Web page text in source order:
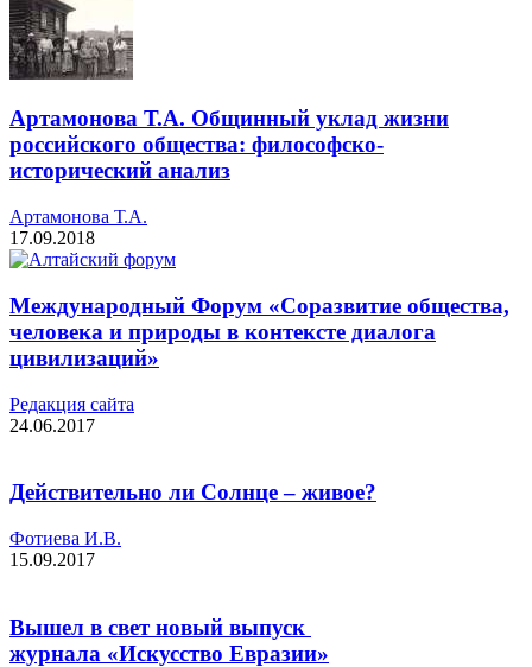
Артамонова Т.А. Общинный уклад жизни
российского общества: философско-
исторический анализ
Артамонова Т.А.
17.09.2018
Международный Форум «Соразвитие общества,
человека и природы в контексте диалога
цивилизаций»
Редакция cайта
24.06.2017
Действительно ли Солнце – живое?
Фотиева И.В.
15.09.2017
Вышел в свет новый выпуск
журнала «Искусство Евразии»